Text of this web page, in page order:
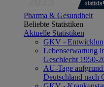
Pharma & Gesundheit
Beliebte Statistiken
Aktuelle Statistiken
GKV -
Lebenserwartung
Geschlecht 1950-
AU-Tage
Deutschland nach